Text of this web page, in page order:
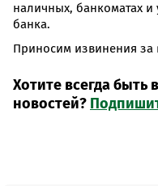
наличных, банкоматах и
банка.
Приносим извинения за
Хотите всегда быть
новостей?